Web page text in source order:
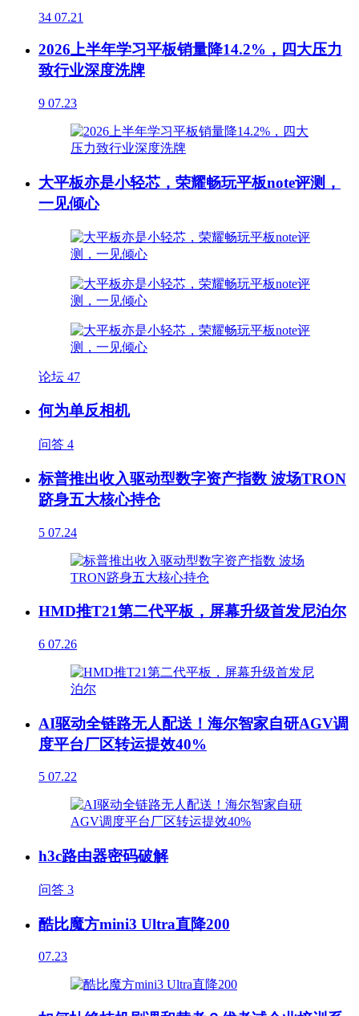
34 07.21
2026上半年学习平板销量降14.2%，四大压力
致行业深度洗牌
9 07.23
大平板亦是小轻芯，荣耀畅玩平板note评测，
一见倾心
论坛 47
何为单反相机
问答 4
标普推出收入驱动型数字资产指数 波场TRON
跻身五大核心持仓
5 07.24
HMD推T21第二代平板，屏幕升级首发尼泊尔
6 07.26
AI驱动全链路无人配送！海尔智家自研AGV调
度平台厂区转运提效40%
5 07.22
h3c路由器密码破解
问答 3
酷比魔方mini3 Ultra直降200
07.23